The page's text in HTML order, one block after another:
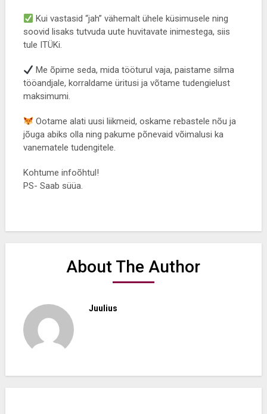
Kui vastasid “jah” vähemalt ühele küsimusele ning
soovid lisaks tutvuda uute huvitavate inimestega, siis
tule ITÜKi.
Me õpime seda, mida tööturul vaja, paistame silma
tööandjale, korraldame üritusi ja võtame tudengielust
maksimumi.
Ootame alati uusi liikmeid, oskame rebastele nõu ja
jõuga abiks olla ning pakume põnevaid võimalusi ka
vanematele tudengitele.
Kohtume infoõhtul!
PS- Saab süüa.
About The Author
Juulius